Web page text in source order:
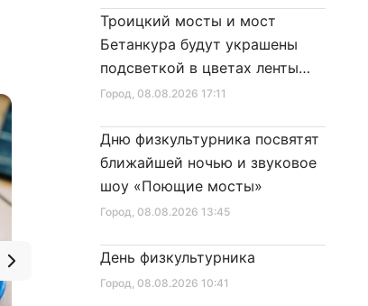
Город, 08.08.2026 17:11
Троицкий мосты и мост
Бетанкура будут украшены
подсветкой в цветах ленты
Ленинградской Победы
Город, 08.08.2026 13:45
Дню физкультурника посвятят
ближайшей ночью и звуковое
шоу «Поющие мосты»
Город, 08.08.2026 10:41
День физкультурника